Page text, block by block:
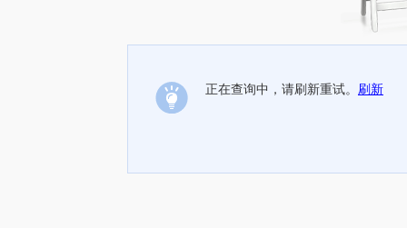
正在查询中，请刷新重试。 刷新